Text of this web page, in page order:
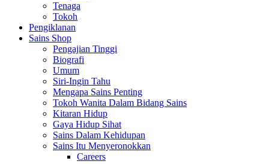
Tenaga
Tokoh
Pengiklanan
Sains Shop
Pengajian Tinggi
Biografi
Umum
Siri-Ingin Tahu
Mengapa Sains Penting
Tokoh Wanita Dalam Bidang Sains
Kitaran Hidup
Gaya Hidup Sihat
Sains Dalam Kehidupan
Sains Itu Menyeronokkan
Careers